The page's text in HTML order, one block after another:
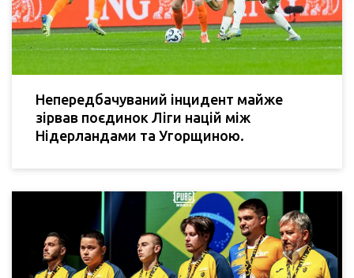
Непередбачуваний інцидент майже
зірвав поєдинок Ліги націй між
Нідерландами та Угорщиною.